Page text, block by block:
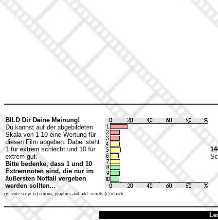
BILD Dir Deine Meinung!
Du kannst auf der abgebildeten
Skala von 1-10 eine Wertung für
diesen Film abgeben. Dabei steht
1 für extrem schlecht und 10 für
extrem gut.
Bitte bedenke, dass 1 und 10
Extremnoten sind, die nur im
äußersten Notfall vergeben
werden sollten...
cgi-vote script (c) corona, graphics and add. scripts (c) olasch